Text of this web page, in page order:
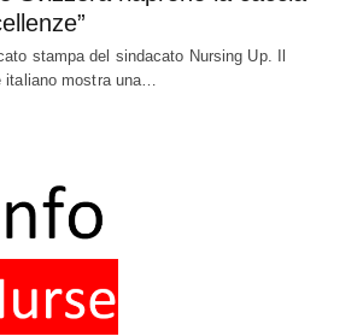
stampa del sindacato Nursing Up. Il
mostra una…